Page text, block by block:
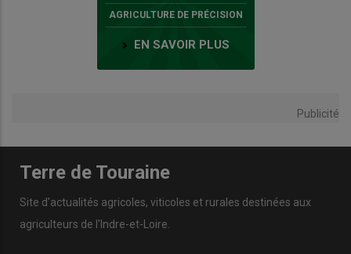
AGRICULTURE DE PRÉCISION
EN SAVOIR PLUS
Publicité
Terre de Touraine
Site d'actualités agricoles, viticoles et rurales destinées aux
agriculteurs de l'Indre-et-Loire.